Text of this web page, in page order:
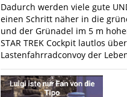
Dadurch werden viele gute
einen Schritt näher in die
und der Grünadel im 5 m
STAR TREK Cockpit lautlos
Lastenfahrradconvoy der